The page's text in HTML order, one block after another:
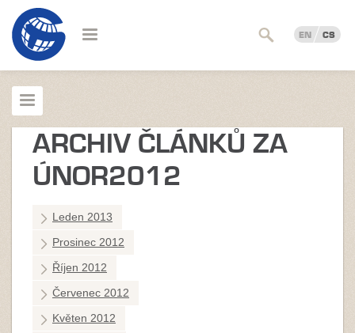
EN CS
ARCHIV ČLÁNKŮ ZA
ÚNOR2012
Leden 2013
Prosinec 2012
Říjen 2012
Červenec 2012
Květen 2012